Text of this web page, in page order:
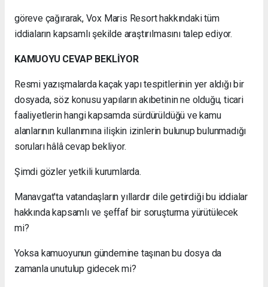
göreve çağırarak, Vox Maris Resort hakkındaki tüm
iddiaların kapsamlı şekilde araştırılmasını talep ediyor.
KAMUOYU CEVAP BEKLİYOR
Resmi yazışmalarda kaçak yapı tespitlerinin yer aldığı bir
dosyada, söz konusu yapıların akıbetinin ne olduğu, ticari
faaliyetlerin hangi kapsamda sürdürüldüğü ve kamu
alanlarının kullanımına ilişkin izinlerin bulunup bulunmadığı
soruları hâlâ cevap bekliyor.
Şimdi gözler yetkili kurumlarda.
Manavgat'ta vatandaşların yıllardır dile getirdiği bu iddialar
hakkında kapsamlı ve şeffaf bir soruşturma yürütülecek
mi?
Yoksa kamuoyunun gündemine taşınan bu dosya da
zamanla unutulup gidecek mi?